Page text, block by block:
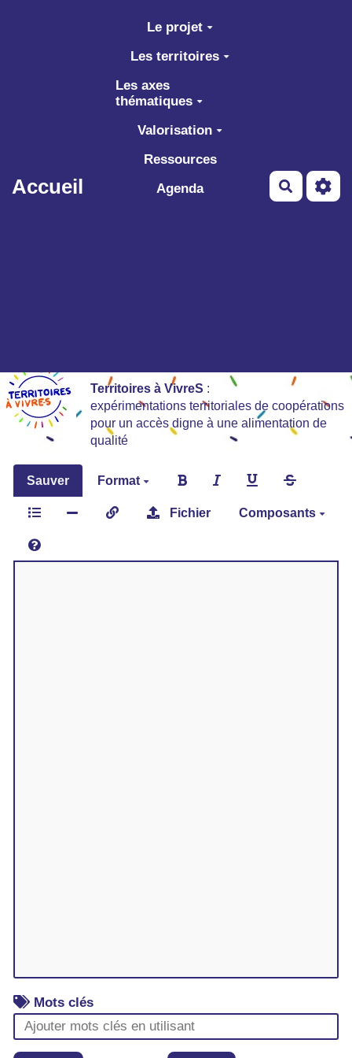
Aller au contenu principal
Accueil
Le projet
Les territoires
Les axes
thématiques
Valorisation
Ressources
Agenda
Territoires à VivreS :
expérimentations territoriales de coopérations
pour un accès digne à une alimentation de
qualité
Sauver Format
Fichier Composants
Mots clés